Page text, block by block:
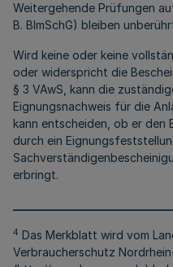
Weitergehende Prüfungen
B. BImSchG) bleiben
Wird keine oder keine
oder widerspricht die
§ 3 VAwS, kann die
Eignungsnachweis für die
kann entscheiden, ob er den
durch ein
erbringt.
4 Das Merkblatt wird vom
Verbraucherschutz